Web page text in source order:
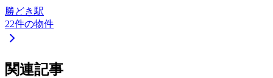
勝どき駅
22件の物件
関連記事